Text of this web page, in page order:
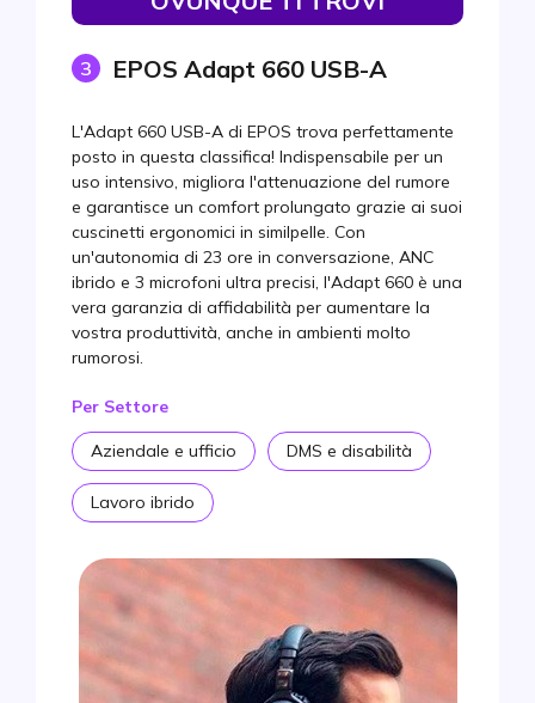
3 EPOS Adapt 660 USB-A
L'Adapt 660 USB-A di EPOS trova perfettamente
posto in questa classifica! Indispensabile per un
uso intensivo, migliora l'attenuazione del rumore
e garantisce un comfort prolungato grazie ai suoi
cuscinetti ergonomici in similpelle. Con
un'autonomia di 23 ore in conversazione, ANC
ibrido e 3 microfoni ultra precisi, l'Adapt 660 è una
vera garanzia di affidabilità per aumentare la
vostra produttività, anche in ambienti molto
rumorosi.
Per Settore
Aziendale e ufficio DMS e disabilità
Lavoro ibrido